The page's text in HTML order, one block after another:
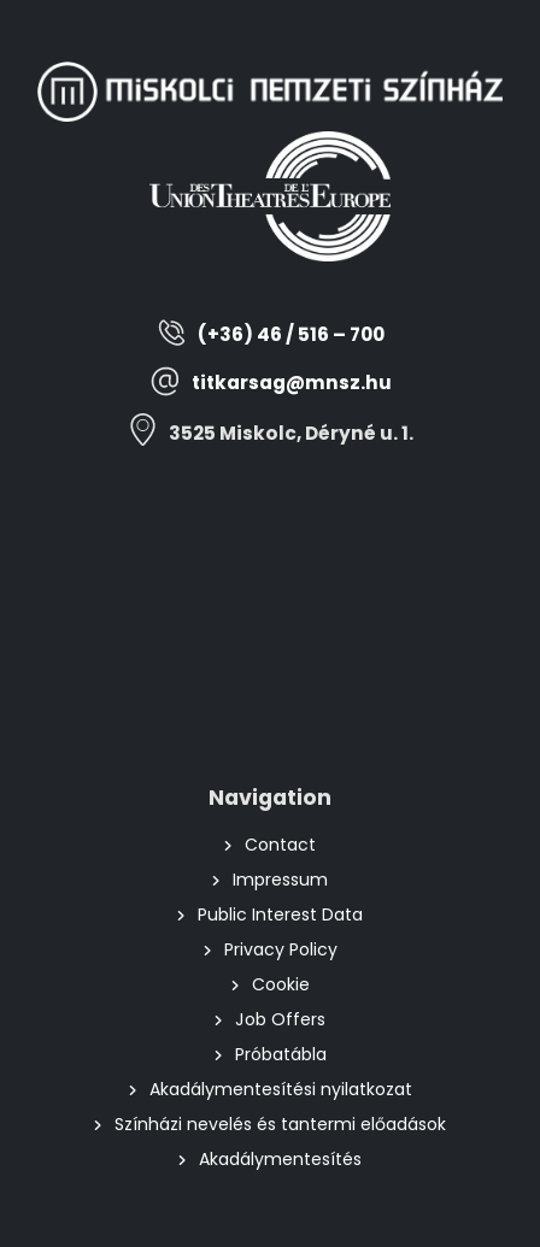
(+36) 46 / 516 – 700
titkarsag@mnsz.hu
3525 Miskolc, Déryné u. 1.
Navigation
Contact
Impressum
Public Interest Data
Privacy Policy
Cookie
Job Offers
Próbatábla
Akadálymentesítési nyilatkozat
Színházi nevelés és tantermi előadások
Akadálymentesítés